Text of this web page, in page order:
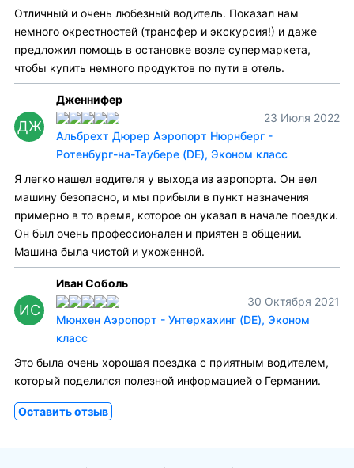
Отличный и очень любезный водитель. Показал нам
немного окрестностей (трансфер и экскурсия!) и даже
предложил помощь в остановке возле супермаркета,
чтобы купить немного продуктов по пути в отель.
ДЖ
Дженнифер
23 Июля 2022
Альбрехт Дюрер Аэропорт Нюрнберг -
Ротенбург-на-Таубере (DE), Эконом класс
Я легко нашел водителя у выхода из аэропорта. Он вел
машину безопасно, и мы прибыли в пункт назначения
примерно в то время, которое он указал в начале поездки.
Он был очень профессионален и приятен в общении.
Машина была чистой и ухоженной.
ИС
Иван Соболь
30 Октября 2021
Мюнхен Аэропорт - Унтерхахинг (DE), Эконом
класс
Это была очень хорошая поездка с приятным водителем,
который поделился полезной информацией о Германии.
Оставить отзыв